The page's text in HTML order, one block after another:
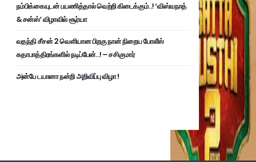
நம்பிக்கையுடன் பயணித்தால் வெற்றி கிடைக்கும்..! ‘விஸ்வநாத்
& சன்ஸ்’ விழாவில் சூர்யா
வதந்தி சீசன் 2 வெளியான பிறகு நான் நிறைய போலீஸ்
கதாபாத்திரங்களில் நடிப்பேன்..! – சசிகுமார்
அன்பே டயானா நன்றி அறிவிப்பு விழா !